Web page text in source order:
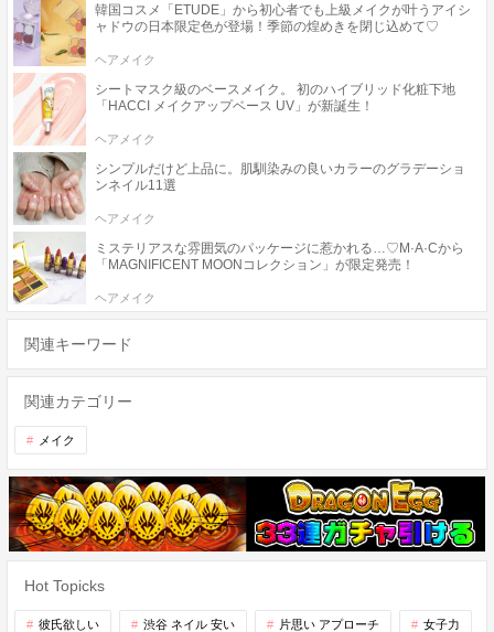
韓国コスメ「ETUDE」から初心者でも上級メイクが叶うアイシ
ャドウの日本限定色が登場！季節の煌めきを閉じ込めて♡
ヘアメイク
シートマスク級のベースメイク。 初のハイブリッド化粧下地
「HACCI メイクアップベース UV」が新誕生！
ヘアメイク
シンプルだけど上品に。肌馴染みの良いカラーのグラデーショ
ンネイル11選
ヘアメイク
ミステリアスな雰囲気のパッケージに惹かれる…♡M·A·Cから
「MAGNIFICENT MOONコレクション」が限定発売！
ヘアメイク
関連キーワード
関連カテゴリー
メイク
Hot Topicks
彼氏欲しい 渋谷 ネイル 安い 片思い アプローチ 女子力